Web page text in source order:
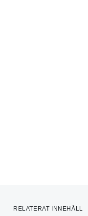
RELATERAT INNEHÅLL